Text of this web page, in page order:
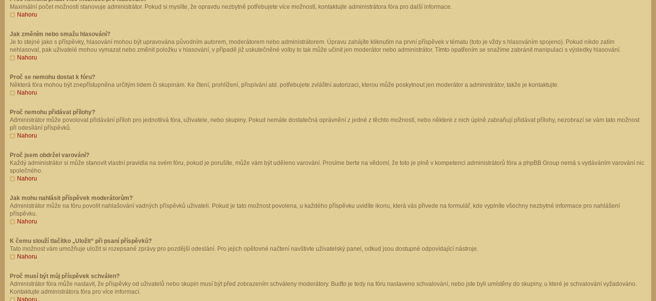
Maximální počet možností stanovuje administrátor. Pokud si myslíte, že opravdu nezbytně potřebujete více možností, kontaktujte administrátora fóra pro další informace.
Nahoru
Jak změním nebo smažu hlasování?
Je to stejné jako s příspěvky, hlasování mohou být upravována původním autorem, moderátorem nebo administrátorem. Úpravu zahájíte kliknutím na první příspěvek v tématu (toto je vždy s hlasováním spojeno). Pokud nikdo zatím
nehlasoval, pak uživatelé mohou vymazat nebo změnit položku v hlasování, v případě již uskutečněné volby to tak může učinit jen moderátor nebo administrátor. Tímto opatřením se snažíme zabránit manipulaci s výsledky hlasování.
Nahoru
Proč se nemohu dostat k fóru?
Některá fóra mohou být znepřístupněna určitým lidem či skupinám. Ke čtení, prohlížení, přispívání atd. potřebujete zvláštní autorizaci, kterou může poskytnout jen moderátor a administrátor, takže je kontaktujte.
Nahoru
Proč nemohu přidávat přílohy?
Administrátor může povolovat přidávání příloh pro jednotlivá fóra, uživatele, nebo skupiny. Pokud nemáte dostatečná oprávnění z jedné z těchto možností, nebo některé z nich úplně zabraňují přidávat přílohy, nezobrazí se vám tato možnost
při odesílání příspěvků.
Nahoru
Proč jsem obdržel varování?
Každý administrátor si může stanovit vlastní pravidla na svém fóru, pokud je porušíte, může vám být uděleno varování. Prosíme berte na vědomí, že toto je plně v kompetenci administrátorů fóra a phpBB Group nemá s vydáváním varování nic
společného.
Nahoru
Jak mohu nahlásit příspěvek moderátorům?
Administrátor může na fóru povolit nahlašování vadných příspěvků uživateli. Pokud je tato možnost povolena, u každého příspěvku uvidíte ikonu, která vás přivede na formulář, kde vyplníte všechny nezbytné informace pro nahlášení
příspěvku.
Nahoru
K čemu slouží tlačítko „Uložit“ při psaní příspěvků?
Tato možnost vám umožňuje uložit si rozepsané zprávy pro pozdější odeslání. Pro jejich opětovné načtení navštivte uživatelský panel, odkud jsou dostupné odpovídající nástroje.
Nahoru
Proč musí být můj příspěvek schválen?
Administrátor fóra může nastavit, že příspěvky od uživatelů nebo skupin musí být před zobrazením schváleny moderátory. Buďto je tedy na fóru nastaveno schvalování, nebo jste byli umístěny do skupiny, u které je schvalování vyžadováno.
Kontaktujte administrátora fóra pro více informací.
Nahoru